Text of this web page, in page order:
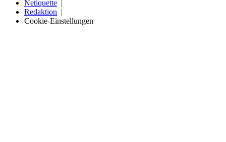
Netiquette
Redaktion
Cookie-Einstellungen